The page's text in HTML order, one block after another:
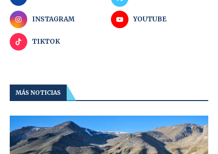
INSTAGRAM YOUTUBE
TIKTOK
MÁS NOTICIAS